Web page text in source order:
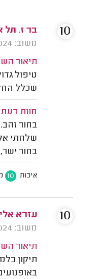
בר ז. תל
משוב: 02/11/2024
תיאור
שכלל
חוות
בחור
שלחתי
בחור
איכות 10
10
עזרא
משוב: 02/12/2024
תיאור
תיקון
באופנועים
10